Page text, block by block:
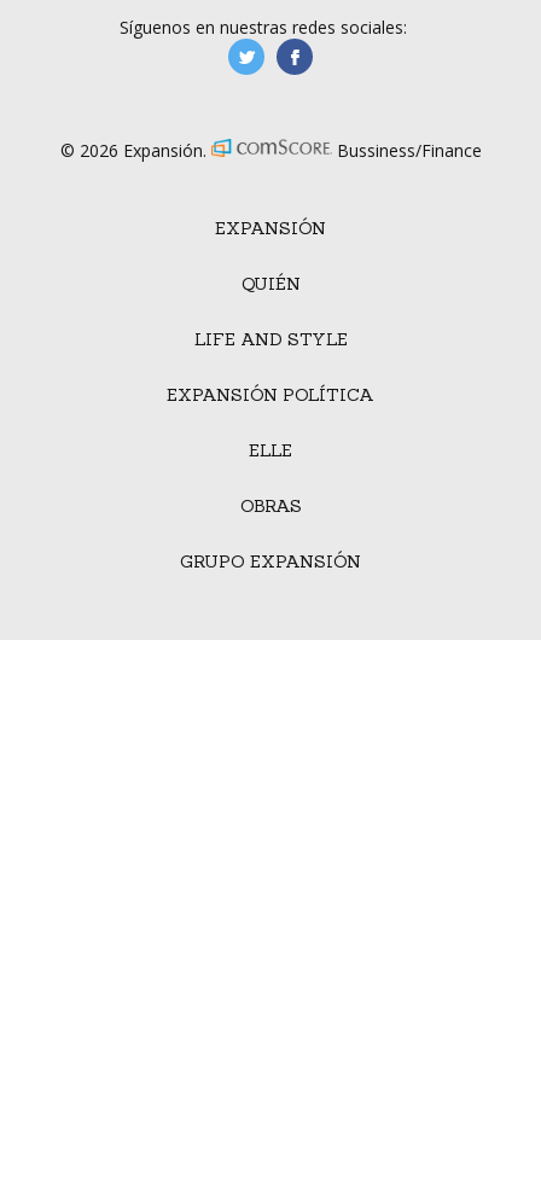
EXPANSIÓN
QUIÉN
LIFE AND STYLE
EXPANSIÓN POLÍTICA
ELLE
OBRAS
GRUPO EXPANSIÓN
Síguenos en nuestras redes sociales:
manufacturaGE
© 2026 Expansión. Bussiness/Finance